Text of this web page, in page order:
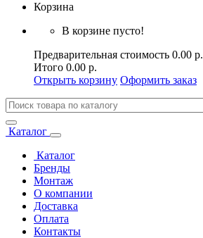
Корзина
В корзине пусто!
Предварительная стоимость 0.00 р.
Итого 0.00 р.
Открыть корзину Оформить заказ
Каталог
Каталог
Бренды
Монтаж
О компании
Доставка
Оплата
Контакты